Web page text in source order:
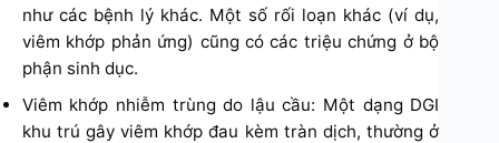
như các bệnh lý khác. Một số rối loạn khác (ví dụ,
viêm khớp phản ứng) cũng có các triệu chứng ở bộ
phận sinh dục.
Viêm khớp nhiễm trùng do lậu cầu: Một dạng DGI
khu trú gây viêm khớp đau kèm tràn dịch, thường ở